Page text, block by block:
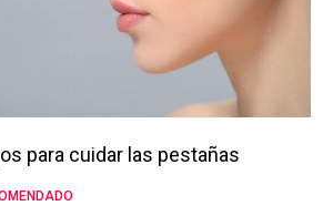
para cuidar las pestañas